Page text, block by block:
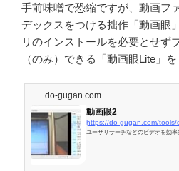
手前味噌で恐縮ですが、動画フ
デックスをつける拙作「動画眼
リのインストールを必要とせず
（のみ）できる「動画眼Lite」
do-gugan.com
動画眼2
https://do-gugan.com/
ユーザリサーチなどのビデオを効率